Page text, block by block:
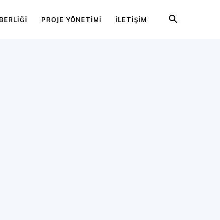
PROJE YÖNETIMI İLETIŞIM